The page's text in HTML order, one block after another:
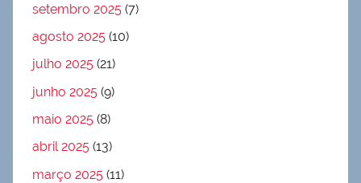
setembro 2025 (7)
agosto 2025 (10)
julho 2025 (21)
junho 2025 (9)
maio 2025 (8)
abril 2025 (13)
março 2025 (11)